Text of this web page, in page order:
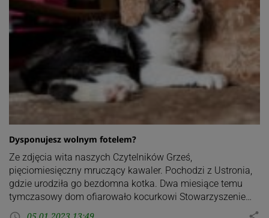
Dysponujesz wolnym fotelem?
Ze zdjęcia wita naszych Czytelników Grześ,
pięciomiesięczny mruczący kawaler. Pochodzi z Ustronia,
gdzie urodziła go bezdomna kotka. Dwa miesiące temu
tymczasowy dom ofiarowało kocurkowi Stowarzyszenie…